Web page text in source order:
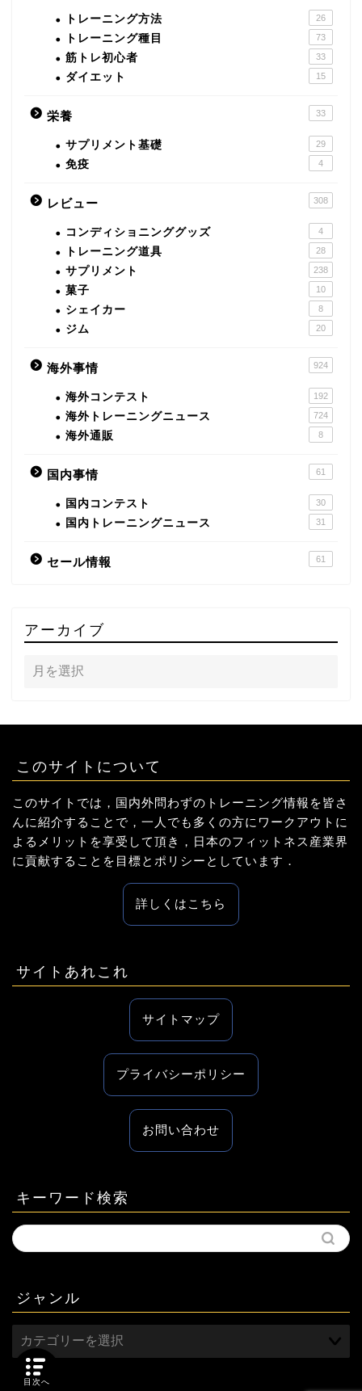
トレーニング方法 26
トレーニング種目 73
筋トレ初心者 33
ダイエット 15
栄養 33
サプリメント基礎 29
免疫 4
レビュー 308
コンディショニンググッズ 4
トレーニング道具 28
サプリメント 238
菓子 10
シェイカー 8
ジム 20
海外事情 924
海外コンテスト 192
海外トレーニングニュース 724
海外通販 8
国内事情 61
国内コンテスト 30
国内トレーニングニュース 31
セール情報 61
アーカイブ
このサイトについて
このサイトでは，国内外問わずのトレーニング情報を皆さ
んに紹介することで，一人でも多くの方にワークアウトに
よるメリットを享受して頂き，日本のフィットネス産業界
に貢献することを目標とポリシーとしています．
詳しくはこちら
サイトあれこれ
サイトマップ
プライバシーポリシー
お問い合わせ
キーワード検索
ジャンル
目次へ